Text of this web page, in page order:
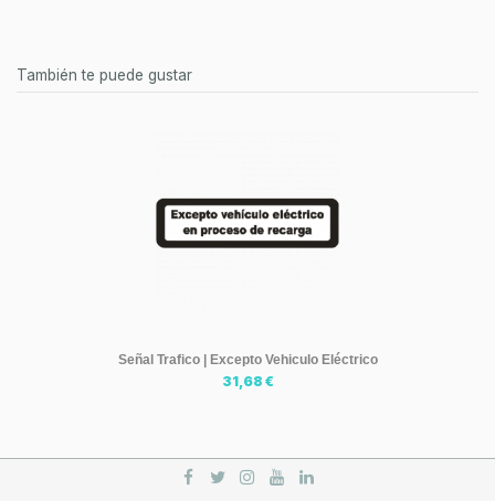
También te puede gustar
Señal Trafico | Excepto Vehiculo Eléctrico
31,68 €